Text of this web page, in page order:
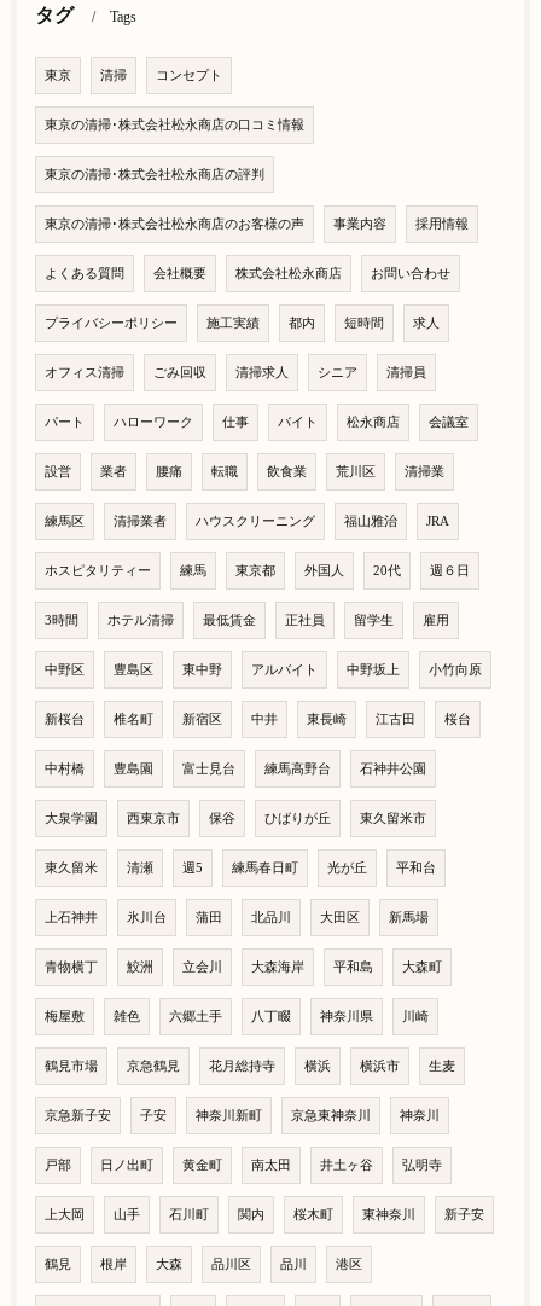
タグ Tags
東京 清掃 コンセプト
東京の清掃･株式会社松永商店の口コミ情報
東京の清掃･株式会社松永商店の評判
東京の清掃･株式会社松永商店のお客様の声 事業内容 採用情報
よくある質問 会社概要 株式会社松永商店 お問い合わせ
プライバシーポリシー 施工実績 都内 短時間 求人
オフィス清掃 ごみ回収 清掃求人 シニア 清掃員
パート ハローワーク 仕事 バイト 松永商店 会議室
設営 業者 腰痛 転職 飲食業 荒川区 清掃業
練馬区 清掃業者 ハウスクリーニング 福山雅治 JRA
ホスピタリティー 練馬 東京都 外国人 20代 週６日
3時間 ホテル清掃 最低賃金 正社員 留学生 雇用
中野区 豊島区 東中野 アルバイト 中野坂上 小竹向原
新桜台 椎名町 新宿区 中井 東長崎 江古田 桜台
中村橋 豊島園 富士見台 練馬高野台 石神井公園
大泉学園 西東京市 保谷 ひばりが丘 東久留米市
東久留米 清瀬 週5 練馬春日町 光が丘 平和台
上石神井 氷川台 蒲田 北品川 大田区 新馬場
青物横丁 鮫洲 立会川 大森海岸 平和島 大森町
梅屋敷 雑色 六郷土手 八丁畷 神奈川県 川崎
鶴見市場 京急鶴見 花月総持寺 横浜 横浜市 生麦
京急新子安 子安 神奈川新町 京急東神奈川 神奈川
戸部 日ノ出町 黄金町 南太田 井土ヶ谷 弘明寺
上大岡 山手 石川町 関内 桜木町 東神奈川 新子安
鶴見 根岸 大森 品川区 品川 港区